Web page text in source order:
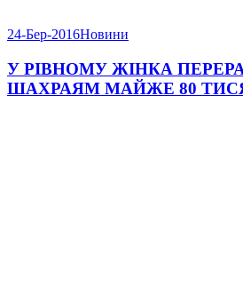
24-Бер-2016Новини
У РІВНОМУ ЖІНКА
ШАХРАЯМ МАЙЖЕ 80